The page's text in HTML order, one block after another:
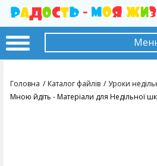
Головна Каталог файлів Уроки
Мною йдіть - Матеріали для Недільної